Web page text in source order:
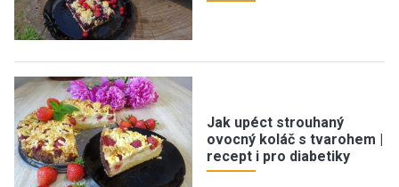
Jak upéct strouhaný
ovocný koláč s tvarohem |
recept i pro diabetiky